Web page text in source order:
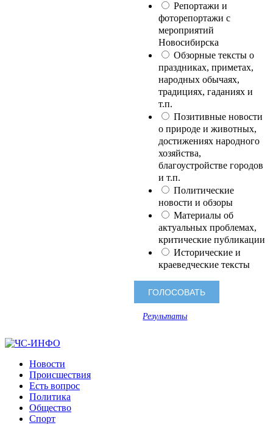
Репортажи и
фоторепортажи с
мероприятий
Новосибирска
Обзорные тексты о
праздниках, приметах,
народных обычаях,
традициях, гаданиях и
т.п.
Позитивные новости
о природе и животных,
достижениях народного
хозяйства,
благоустройстве городов
и т.п.
Политические
новости и обзоры
Материалы об
актуальных проблемах,
критические публикации
Исторические и
краеведческие тексты
Результаты
Новости
Происшествия
Есть вопрос
Политика
Общество
Спорт